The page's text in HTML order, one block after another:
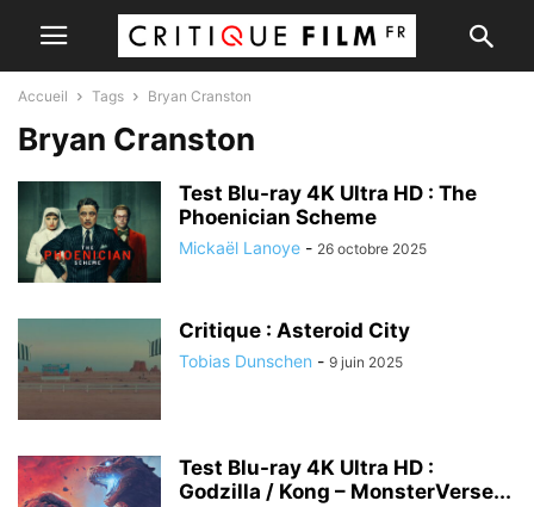
Accueil Tags Bryan Cranston
Bryan Cranston
Test Blu-ray 4K Ultra HD : The
Phoenician Scheme
Mickaël Lanoye - 26 octobre 2025
Critique : Asteroid City
Tobias Dunschen - 9 juin 2025
Test Blu-ray 4K Ultra HD :
Godzilla / Kong – MonsterVerse...